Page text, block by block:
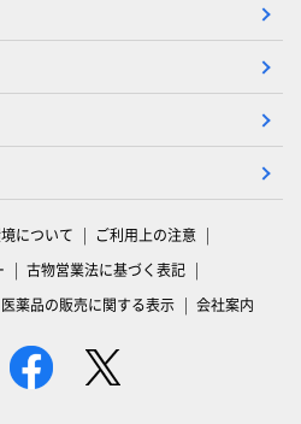
について
ご利用上の注意
古物営業法に基づく表記
医薬品の販売に関する表示 会社案内